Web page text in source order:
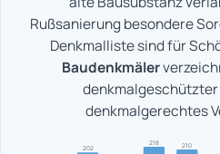
Rußsanierung besondere
Denkmalliste sind für
Baudenkmäler
denkmalgerechtes
202
218 210